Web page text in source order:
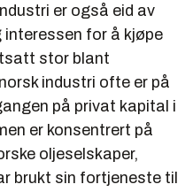
er også eid av
interessen for å kjøpe
stor blant
industri ofte er på
på privat kapital i
er konsentrert på
oljeselskaper,
brukt sin fortjeneste til